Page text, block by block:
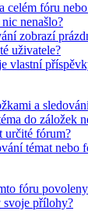
celém fóru
nenašlo?
zobrazí
uživatele?
vlastní
a
do záložek
určité fórum?
témat nebo
fóru
svoje přílohy?